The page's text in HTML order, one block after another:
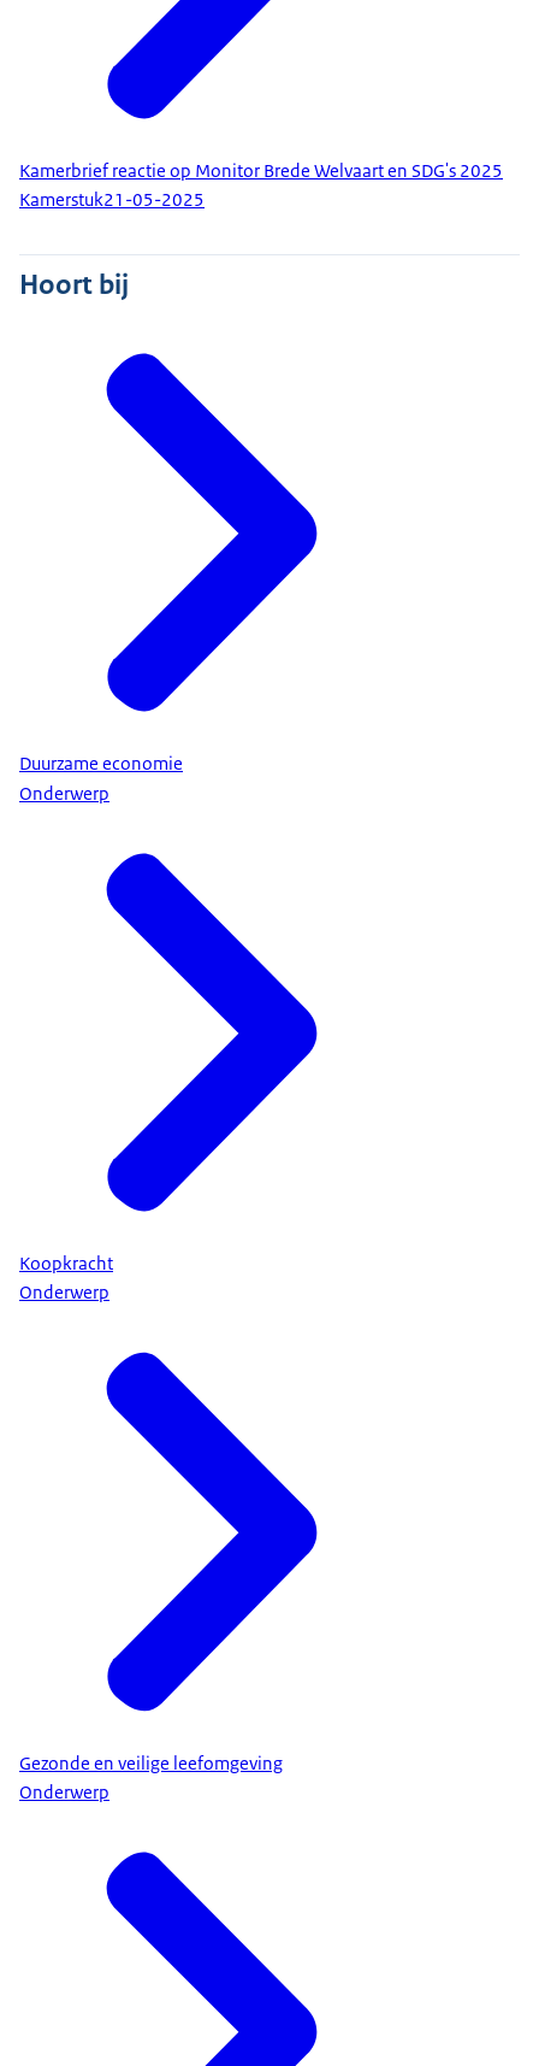
Kamerbrief reactie op Monitor Brede Welvaart en SDG's 2025
Kamerstuk21-05-2025
Hoort bij
Duurzame economie
Onderwerp
Koopkracht
Onderwerp
Gezonde en veilige leefomgeving
Onderwerp